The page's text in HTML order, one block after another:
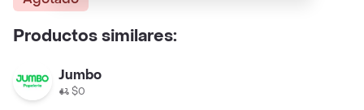
Productos similares:
Jumbo
$0